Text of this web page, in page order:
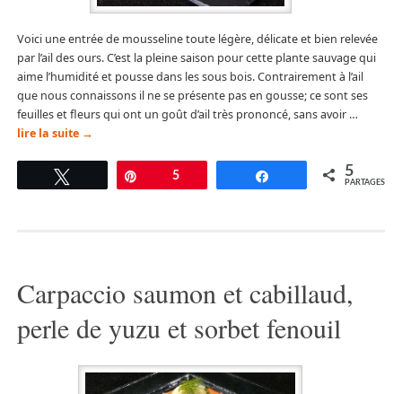
Voici une entrée de mousseline toute légère, délicate et bien relevée
par l’ail des ours. C’est la pleine saison pour cette plante sauvage qui
aime l’humidité et pousse dans les sous bois. Contrairement à l’ail
que nous connaissons il ne se présente pas en gousse; ce sont ses
feuilles et fleurs qui ont un goût d’ail très prononcé, sans avoir …
lire la suite →
Tweetez Épingle
5 Partagez 5
PARTAGES
Carpaccio saumon et cabillaud,
perle de yuzu et sorbet fenouil